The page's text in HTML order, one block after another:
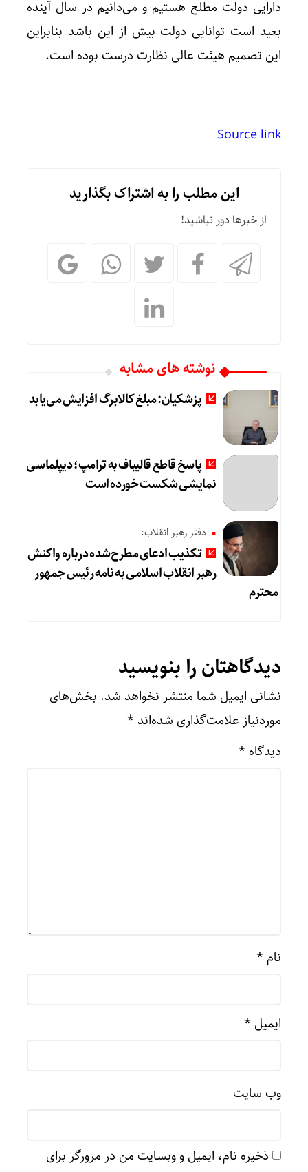
دارایی دولت مطلع هستیم و می‌دانیم در سال آینده
بعید است توانایی دولت بیش از این باشد بنابراین
این تصمیم هیئت عالی نظارت درست بوده است.
Source link
این مطلب را به اشتراک بگذارید
از خبرها دور نباشید!
نوشته های مشابه
پزشکیان: مبلغ کالابرگ افزایش می‌یابد
پاسخ قاطع قالیباف به ترامپ؛ دیپلماسی
نمایشی شکست خورده است
دفتر رهبر انقلاب:
تکذیب ادعای مطرح‌شده درباره واکنش
رهبر انقلاب اسلامی به نامه رئیس جمهور
محترم
دیدگاهتان را بنویسید
نشانی ایمیل شما منتشر نخواهد شد. بخش‌های
موردنیاز علامت‌گذاری شده‌اند *
دیدگاه *
نام *
ایمیل *
وب‌ سایت
ذخیره نام، ایمیل و وبسایت من در مرورگر برای